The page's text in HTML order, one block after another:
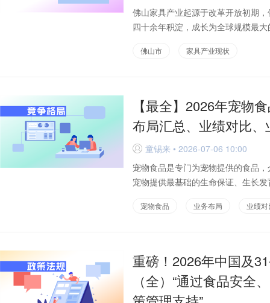
佛山家具产业起源于改革开放初期
四十余年积淀，成长为全球规模最
佛山市 家具产业现状
【最全】2026年宠物
布局汇总、业绩对比
D 童锡来 • 2026-07-06 10:00
宠物食品是专门为宠物提供的食品
宠物提供最基础的生命保证、生长
宠物食品 业务布局 业绩对
重磅！2026年中国及
（全）“通过食品安全